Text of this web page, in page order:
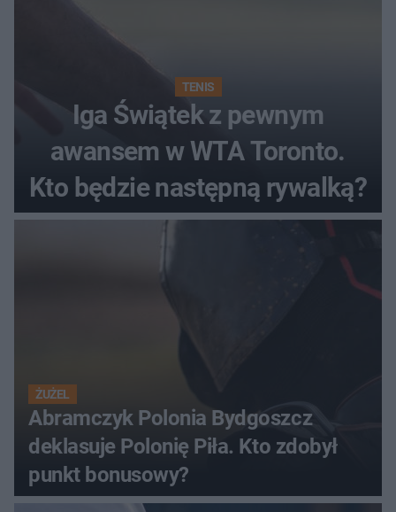
TENIS
Iga Świątek z pewnym
awansem w WTA Toronto.
Kto będzie następną rywalką?
ŻUŻEL
Abramczyk Polonia Bydgoszcz
deklasuje Polonię Piła. Kto zdobył
punkt bonusowy?